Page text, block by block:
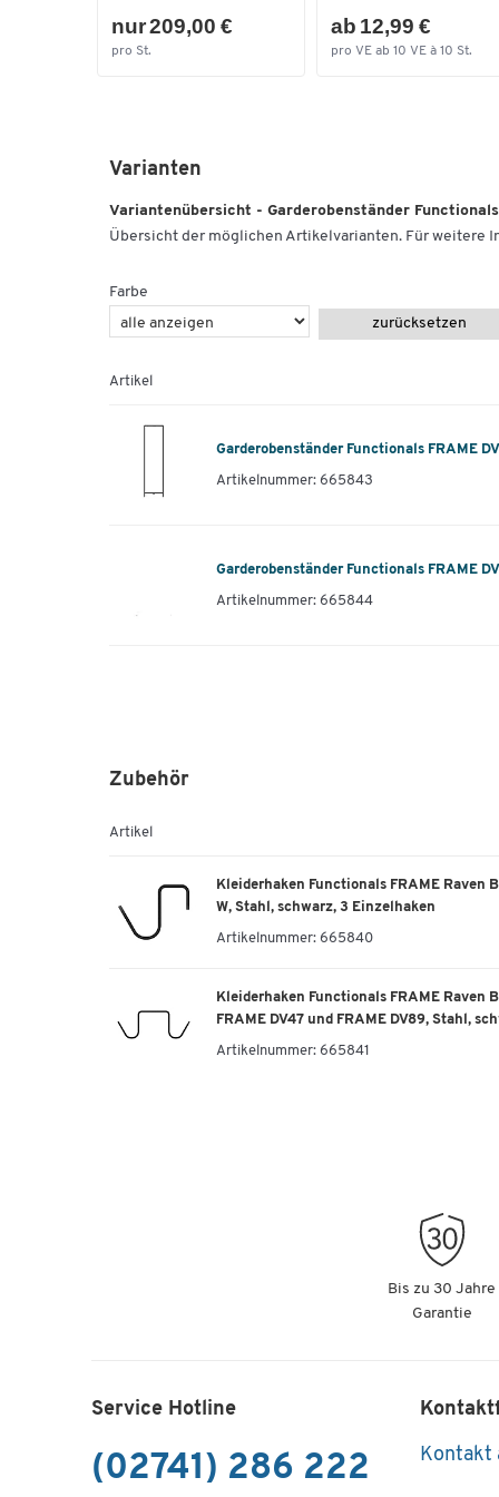
nur 209,00 €
pro St.
ab 12,99 €
pro VE ab 10 VE à 10 St.
Varianten
Variantenübersicht - Garderobenständer
Übersicht der möglichen Artikelvarianten. Für weitere
Farbe
zurücksetzen
Artikel
Garderobenständer Functionals FRAME
Artikelnummer: 665843
Garderobenständer Functionals FRAME
Artikelnummer: 665844
Zubehör
Artikel
Kleiderhaken Functionals FRAME Raven
W, Stahl, schwarz, 3 Einzelhaken
Artikelnummer: 665840
Kleiderhaken Functionals FRAME Raven
FRAME DV47 und FRAME DV89, Stahl,
Artikelnummer: 665841
Bis zu 30 Jahre
Garantie
Service Hotline
(02741) 286 222 Kontakt